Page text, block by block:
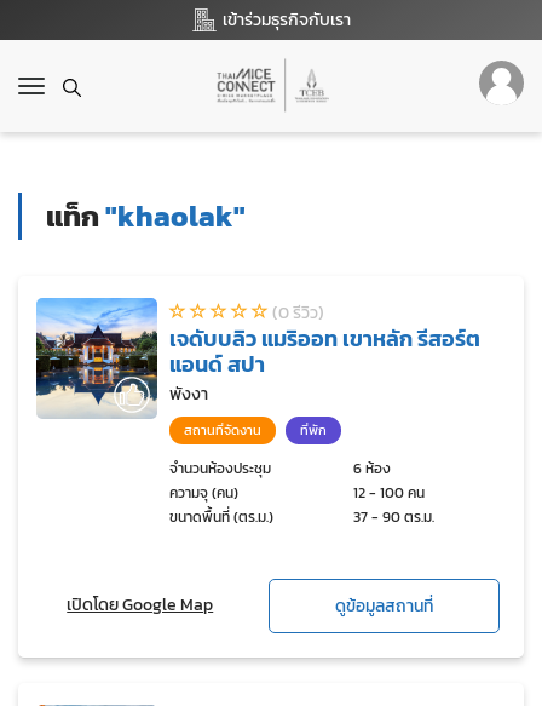
เข้าร่วมธุรกิจกับเรา
T
g
v
g
a
แท็ก"khaolak"
(0 รีวิว)
เจดับบลิว แมริออท เขาหลัก รีสอร์ต
แอนด์ สปา
พังงา
สถานที่จัดงาน ที่พัก
จำนวนห้องประชุม
6 ห้อง
ความจุ (คน)
12 - 100 คน
ขนาดพื้นที่ (ตร.ม.)
37 - 90 ตร.ม.
เปิดโดย Google Map ดูข้อมูลสถานที่